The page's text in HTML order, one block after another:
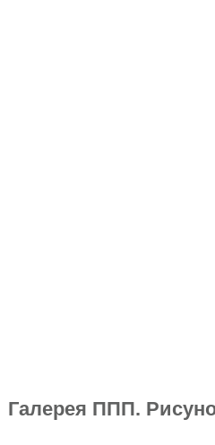
Галерея ППП.